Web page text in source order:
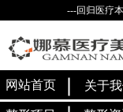
---回归医疗
网站首页 关于